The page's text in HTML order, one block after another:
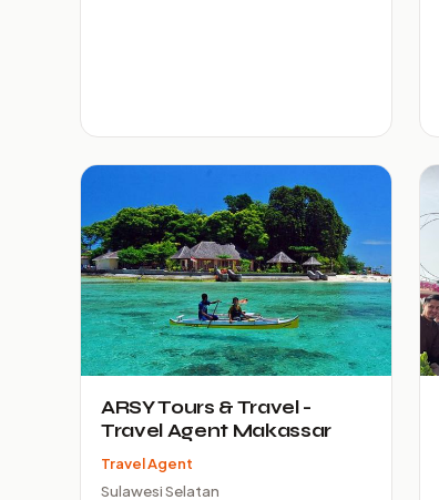
ARSY Tours & Travel -
Travel Agent Makassar
Travel Agent
Sulawesi Selatan